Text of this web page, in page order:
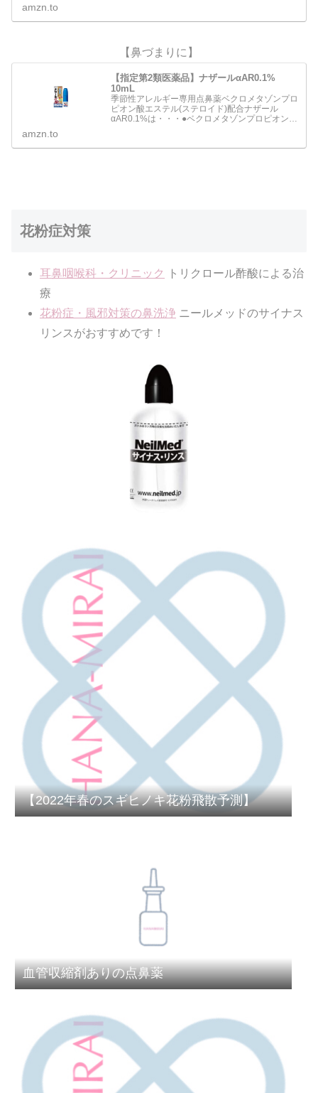
amzn.to
【鼻づまりに】
【指定第2類医薬品】ナザールαAR0.1%
10mL
季節性アレルギー専用点鼻薬ベクロメタゾンプロ
ピオン酸エステル(ステロイド)配合ナザール
αAR0.1%は・・・●ベクロメタゾンプロピオン酸
霧できるスプレ…
amzn.to
花粉症対策
耳鼻咽喉科・クリニック
トリクロール酢酸による治
療
花粉症・風邪対策の鼻洗浄 ニールメッドのサイナス
リンスがおすすめです！
【2022年春のスギヒノキ花粉飛散予測】
血管収縮剤ありの点鼻薬